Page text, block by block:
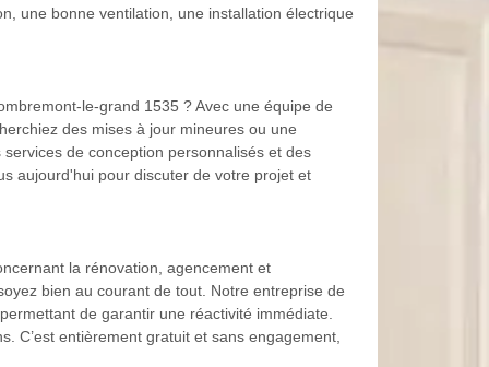
une bonne ventilation, une installation électrique
le-grand 1535 ? Avec une équipe de
des mises à jour mineures ou une
de conception personnalisés et des
aujourd'hui pour discuter de votre projet et
la rénovation, agencement et
bien au courant de tout. Notre entreprise de
de garantir une réactivité immédiate.
C’est entièrement gratuit et sans engagement,